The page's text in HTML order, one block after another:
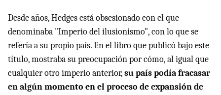
Desde años, Hedges está obsesionado con el que
denominaba "Imperio del ilusionismo", con lo que se
refería a su propio país. En el libro que publicó bajo este
título, mostraba su preocupación por cómo, al igual que
cualquier otro imperio anterior,su país podía fracasar
en algún momento en el proceso de expansión de